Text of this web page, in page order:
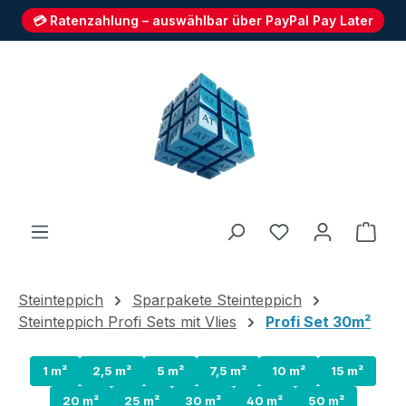
💳 Ratenzahlung – auswählbar über PayPal Pay Later
Du hast 0
Steinteppich
Sparpakete Steinteppich
Steinteppich Profi Sets mit Vlies
Profi Set 30m²
1 m² 2,5 m² 5 m² 7,5 m² 10 m² 15 m²
20 m² 25 m² 30 m² 40 m² 50 m²